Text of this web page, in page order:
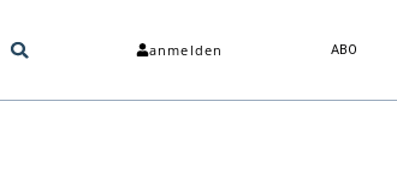
anmelden ABO